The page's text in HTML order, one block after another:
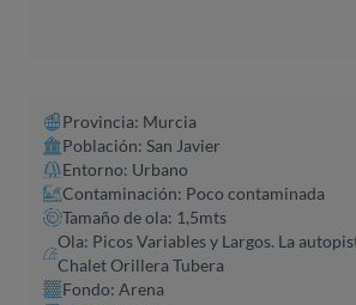
Provincia: Murcia
Población: San Javier
Entorno: Urbano
Contaminación: Poco contaminada
Tamaño de ola: 1,5mts
Ola: Picos Variables y Largos. La
Chalet Orillera Tubera
Fondo: Arena